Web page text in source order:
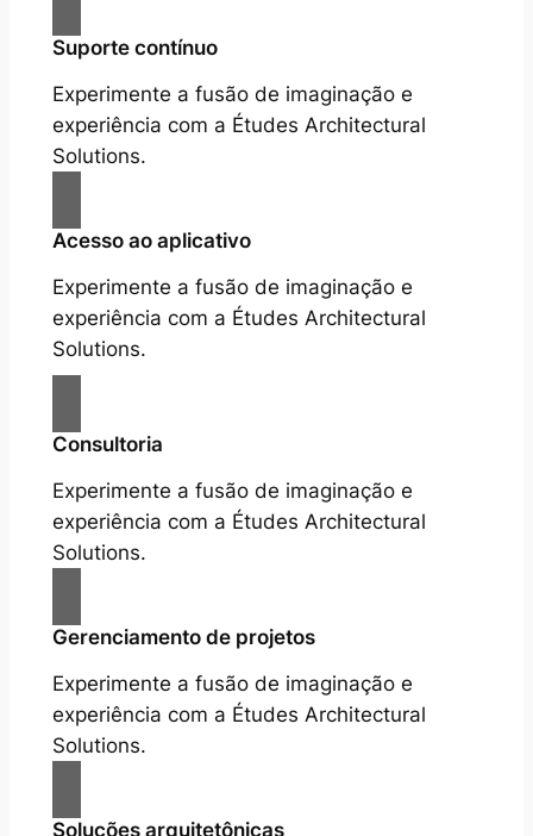
Suporte contínuo
Experimente a fusão de imaginação e
experiência com a Études Architectural
Solutions.
Acesso ao aplicativo
Experimente a fusão de imaginação e
experiência com a Études Architectural
Solutions.
Consultoria
Experimente a fusão de imaginação e
experiência com a Études Architectural
Solutions.
Gerenciamento de projetos
Experimente a fusão de imaginação e
experiência com a Études Architectural
Solutions.
Soluções arquitetônicas